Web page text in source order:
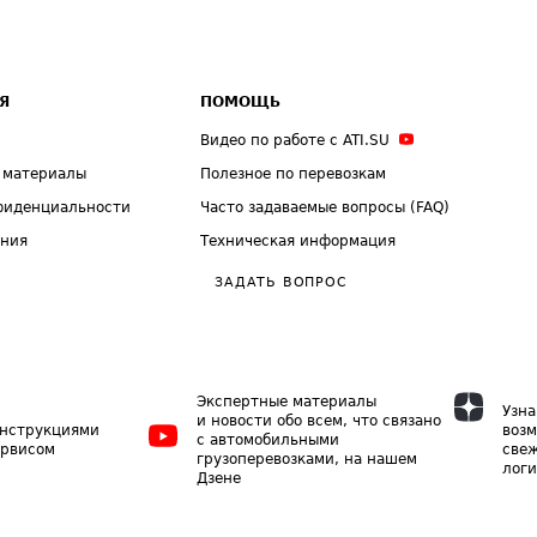
ПОМОЩЬ
Видео по работе с ATI.SU
Полезное по перевозкам
Часто задаваемые вопросы (FAQ)
Техническая информация
ЗАДАТЬ ВОПРОС
Экспертные материалы
и новости обо всем, что связано
с автомобильными
грузоперевозками, на нашем
Дзене